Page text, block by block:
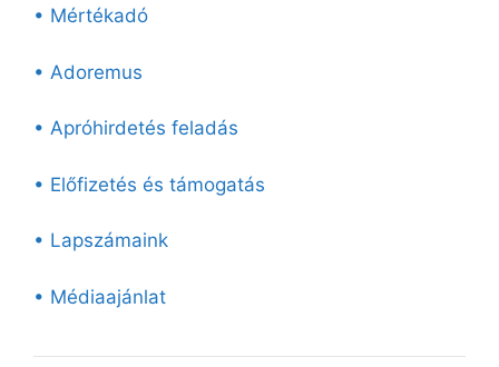
• Mértékadó
• Adoremus
• Apróhirdetés feladás
• Előfizetés és támogatás
• Lapszámaink
• Médiaajánlat